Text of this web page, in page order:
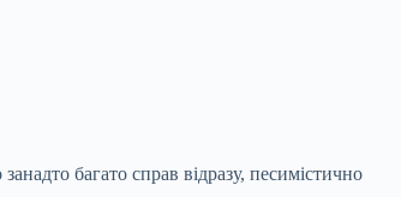
багато справ відразу, песимістично